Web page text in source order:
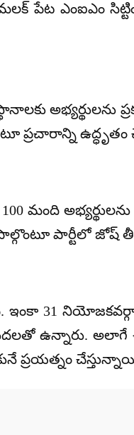
పేట ఎంఐఎం
ప్రచారాన్ని ఉద్ధృతం
మంది
పార్టీలో జోష్
ఇంకా 31
ఉన్నారు.
ప్రయత్నం